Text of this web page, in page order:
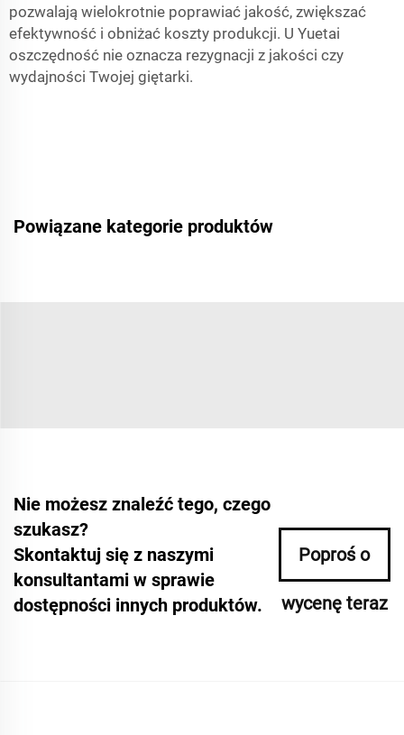
pozwalają wielokrotnie poprawiać jakość, zwiększać
efektywność i obniżać koszty produkcji. U Yuetai
oszczędność nie oznacza rezygnacji z jakości czy
wydajności Twojej giętarki.
Powiązane kategorie produktów
Nie możesz znaleźć tego, czego
szukasz?
Skontaktuj się z naszymi
konsultantami w sprawie
dostępności innych produktów.
Poproś o
wycenę teraz